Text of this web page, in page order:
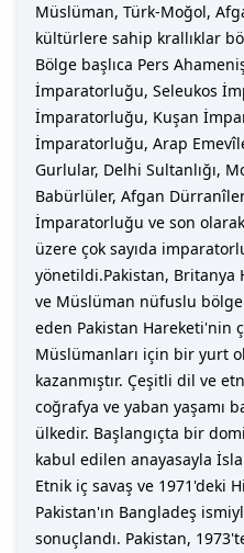
Müslüman, Türk-Moğol,
kültürlere sahip krallıklar
Bölge başlıca Pers
İmparatorluğu, Seleukos
İmparatorluğu, Kuşan
İmparatorluğu, Arap
Gurlular, Delhi Sultanlığı,
Babürlüler, Afgan
İmparatorluğu ve son
üzere çok sayıda
yönetildi.Pakistan, Britanya
ve Müslüman nüfuslu
eden Pakistan Hareketi'nin
Müslümanları için bir yurt
kazanmıştır. Çeşitli dil ve
coğrafya ve yaban yaşamı
ülkedir. Başlangıçta bir
kabul edilen anayasayla
Etnik iç savaş ve 1971'deki
Pakistan'ın Bangladeş
sonuçlandı. Pakistan,